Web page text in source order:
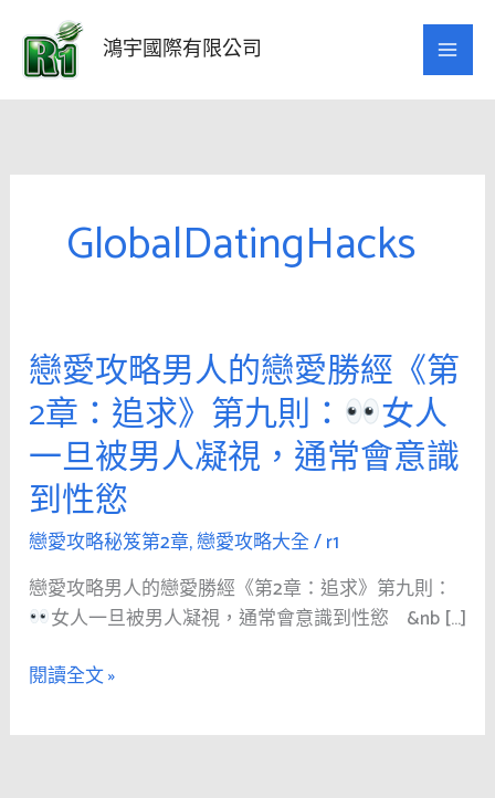
要
鴻宇國際有限公司
GlobalDatingHacks
戀愛攻略男人的戀愛勝經《第
2章：追求》第九則： 女人
一旦被男人凝視，通常會意識
到性慾
戀愛攻略秘笈第2章,戀愛攻略大全/r1
戀愛攻略男人的戀愛勝經《第2章：追求》第九則：
女人一旦被男人凝視，通常會意識到性慾 &nb […]
戀
愛
攻
略
男
人
的
戀
愛
勝
經
《第
閱讀全文 »